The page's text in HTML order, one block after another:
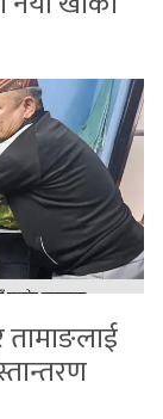
तामाङलाई